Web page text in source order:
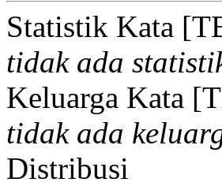
Statistik Kata
tidak ada
Keluarga Kata
tidak ada
Distribusi